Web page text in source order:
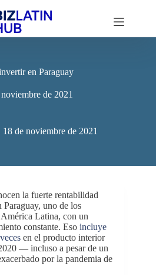
en Paraguay
de 2021
18 de noviembre de 2021
la fuerte rentabilidad
Paraguay, uno de los
América Latina, con un
constante. Eso incluye
en el producto interior
— incluso a pesar de un
por la pandemia de